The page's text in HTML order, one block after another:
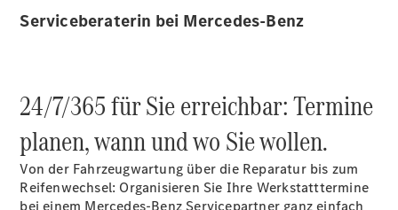
Sprinter
Alle
Sprinter
Sprinter
Serviceberaterin bei Mercedes-Benz
24/7/365 für Sie erreichbar: Termine
planen, wann und wo Sie wollen.
Von der Fahrzeugwartung über die Reparatur bis zum
Reifenwechsel: Organisieren Sie Ihre Werkstatttermine
bei einem Mercedes-Benz Servicepartner ganz einfach